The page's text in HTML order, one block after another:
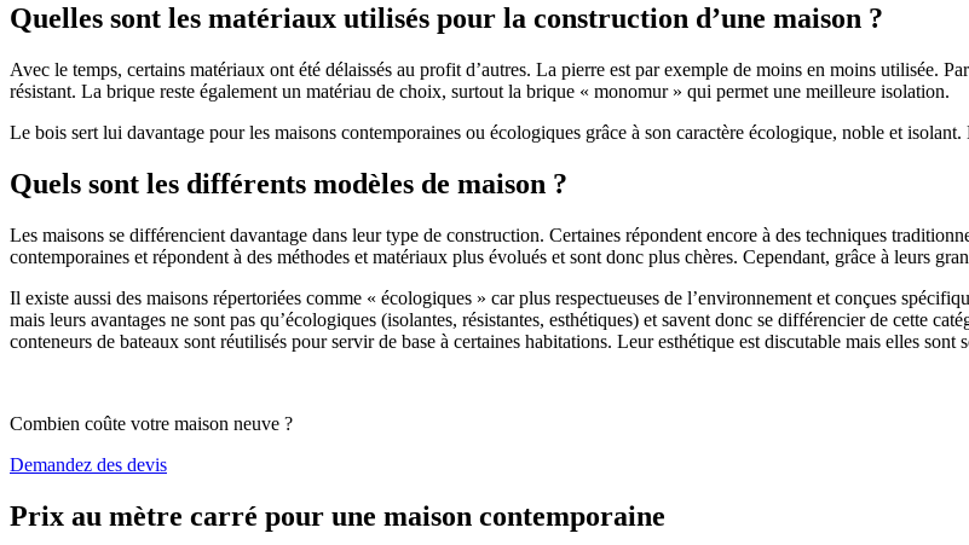
Quelles sont les matériaux utilisés pour la construction d’une maison ?
Avec le temps, certains matériaux ont été délaissés au profit d’autres. La pierre est par exemple de moins en moins utilisée.
résistant. La brique reste également un matériau de choix, surtout la brique « monomur » qui permet une meilleure isolation.
Le bois sert lui davantage pour les maisons contemporaines ou écologiques grâce à son caractère écologique, noble et
Quels sont les différents modèles de maison ?
Les maisons se différencient davantage dans leur type de construction. Certaines répondent encore à des techniques
contemporaines et répondent à des méthodes et matériaux plus évolués et sont donc plus chères. Cependant, grâce à leurs
Il existe aussi des maisons répertoriées comme « écologiques » car plus respectueuses de l’environnement et conçues
mais leurs avantages ne sont pas qu’écologiques (isolantes, résistantes, esthétiques) et savent donc se différencier de cette
conteneurs de bateaux sont réutilisés pour servir de base à certaines habitations. Leur esthétique est discutable mais elles sont
Combien coûte votre maison neuve ?
Demandez des devis
Prix au mètre carré pour une maison contemporaine